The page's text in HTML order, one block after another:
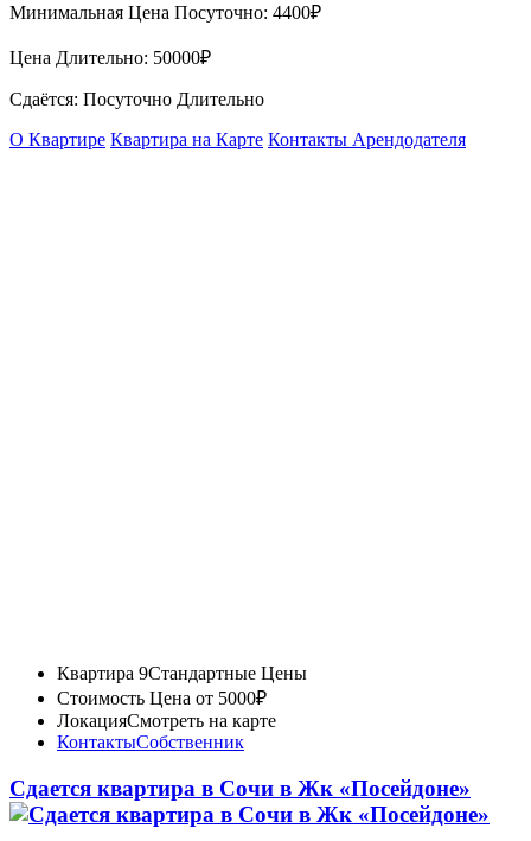
Минимальная Цена Посуточно: 4400₽
Цена Длительно: 50000₽
Сдаётся: Посуточно Длительно
О Квартире Квартира на Карте Контакты Арендодателя
Квартира 9Стандартные Цены
Стоимость Цена от 5000₽
ЛокацияСмотреть на карте
КонтактыСобственник
Сдается квартира в Сочи в Жк «Посейдоне»